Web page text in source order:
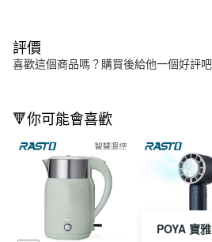
評價
喜歡這個商品嗎？購買後給他一個好評吧
🔻你可能會喜歡
POYA 寶雅